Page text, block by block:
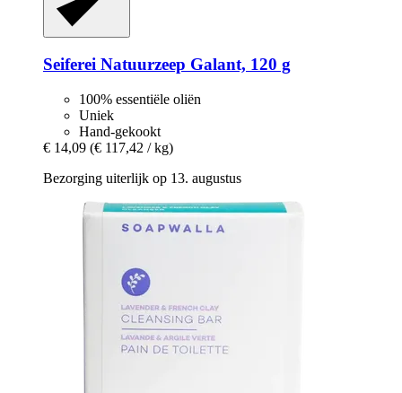
Seiferei Natuurzeep Galant, 120 g
100% essentiële oliën
Uniek
Hand-gekookt
€ 14,09 (€ 117,42 / kg)
Bezorging uiterlijk op 13. augustus